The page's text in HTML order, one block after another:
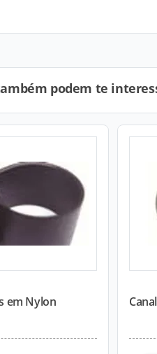
podem te
em Nylon